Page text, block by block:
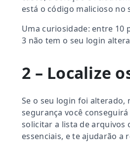
está o código malicioso no
Uma curiosidade: entre 10
3 não tem o seu login
2 – Localize
Se o seu login foi alterado,
segurança você
solicitar a lista de arquivos
essenciais, e te ajudarão a